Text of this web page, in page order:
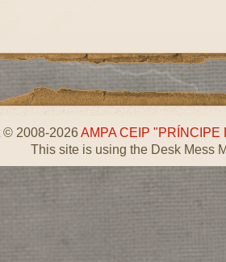
© 2008-2026AMPA CEIP "PRÍNCIPE
This site is using the Desk Mess